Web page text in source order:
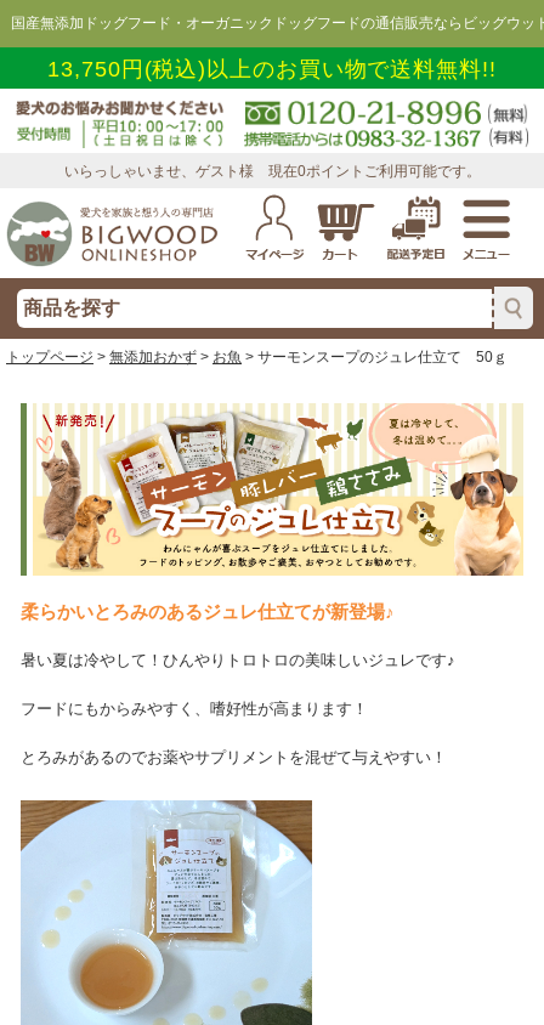
国産無添加ドッグフード・オーガニックドッグフードの通信販売ならビッグウッ
13,750円(税込)以上のお買い物で送料無料!!
いらっしゃいませ、ゲスト様 現在0ポイントご利用可能です。
トップページ > 無添加おかず > お魚 > サーモンスープのジュレ仕立て 50ｇ
柔らかいとろみのあるジュレ仕立てが新登場♪
暑い夏は冷やして！ひんやりトロトロの美味しいジュレです♪
フードにもからみやすく、嗜好性が高まります！
とろみがあるのでお薬やサプリメントを混ぜて与えやすい！